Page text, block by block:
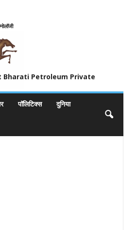
Bharati Petroleum Private
पॉलिटिक्स दुनिया